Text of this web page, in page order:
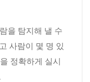
을 탐지해 낼 수
사람이 몇 명 있
정확하게 실시